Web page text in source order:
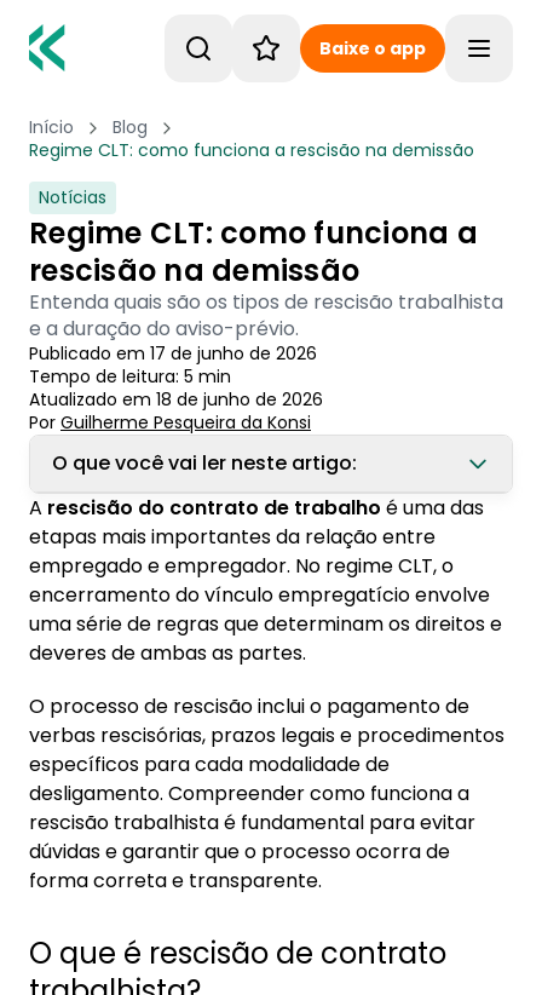
Baixe o app
Início
Blog
Regime CLT: como funciona a rescisão na demissão
Notícias
Regime CLT: como funciona a
rescisão na demissão
Entenda quais são os tipos de rescisão trabalhista
e a duração do aviso-prévio.
Publicado em 17 de junho de 2026
Tempo de leitura: 5 min
Atualizado em 18 de junho de 2026
Por Guilherme Pesqueira da Konsi
O que você vai ler neste artigo:
1. O que é rescisão de contrato trabalhista?
2. Verbas rescisórias na rescisão trabalhista
3. O que é o aviso-prévio?
4. Erros comuns na rescisão trabalhista
A rescisão do contrato de trabalho é uma das
etapas mais importantes da relação entre
empregado e empregador. No regime CLT, o
encerramento do vínculo empregatício envolve
uma série de regras que determinam os direitos e
deveres de ambas as partes.
O processo de rescisão inclui o pagamento de
verbas rescisórias, prazos legais e procedimentos
específicos para cada modalidade de
desligamento. Compreender como funciona a
rescisão trabalhista é fundamental para evitar
dúvidas e garantir que o processo ocorra de
forma correta e transparente.
O que é rescisão de contrato